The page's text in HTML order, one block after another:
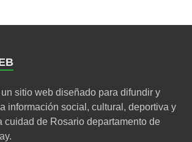
sitio web diseñado para difundir y
información social, cultural, deportiva y
cuidad de Rosario departamento de